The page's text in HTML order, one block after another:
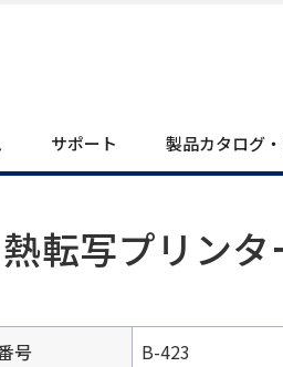
サポート 製品カタログ
転写プリン
号
B-423